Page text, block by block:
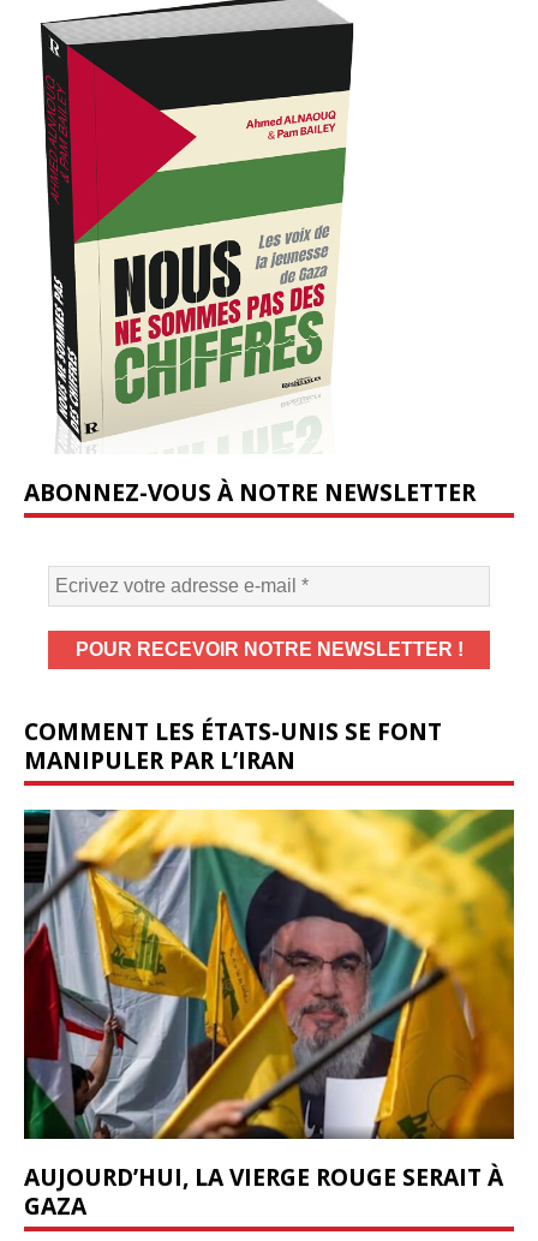
ABONNEZ-VOUS À NOTRE NEWSLETTER
COMMENT LES ÉTATS-UNIS SE FONT
MANIPULER PAR L’IRAN
AUJOURD’HUI, LA VIERGE ROUGE SERAIT À
GAZA